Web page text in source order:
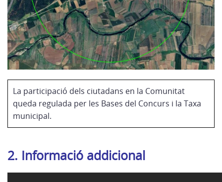
La participació dels ciutadans en la Comunitat
queda regulada per les Bases del Concurs i la Taxa
municipal.
2. Informació addicional